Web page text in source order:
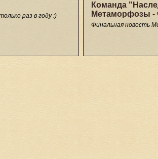
раз в году :)
Команда
Метаморфозы -
Финальная новость